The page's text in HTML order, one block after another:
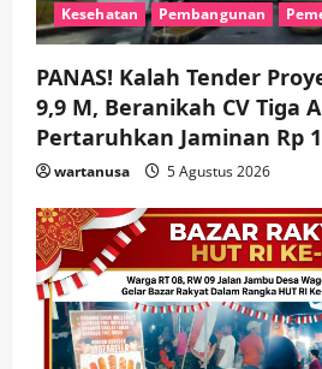
Kesehatan Pembangunan
PANAS! Kalah Tender
9,9 M, Beranikah CV Tiga
Pertaruhkan Jaminan Rp
wartanusa 5 Agustus 2026